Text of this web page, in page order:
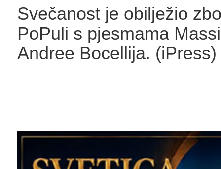
Svečanost je obilježio
PoPuli s pjesmama
Andree Bocellija. (iPress)